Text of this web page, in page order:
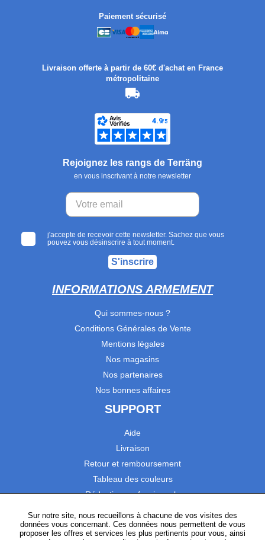
Paiement sécurisé
Livraison offerte à partir de 60€ d'achat en France
métropolitaine
Rejoignez les rangs de Terräng
en vous inscrivant à notre newsletter
j'accepte de recevoir cette newsletter. Sachez que vous
pouvez vous désinscrire à tout moment.
S'inscrire
INFORMATIONS ARMEMENT
Qui sommes-nous ?
Conditions Générales de Vente
Mentions légales
Nos magasins
Nos partenaires
Nos bonnes affaires
SUPPORT
Aide
Livraison
Retour et remboursement
Tableau des couleurs
Réduction professionnels
Catalogues
Satisfaction Clients
Sur notre site, nous recueillons à chacune de vos visites des
données vous concernant. Ces données nous permettent de vous
proposer les offres et services les plus pertinents pour vous, ainsi